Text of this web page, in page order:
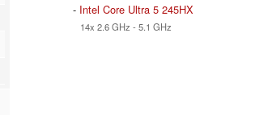
- Intel Core Ultra 5 245HX
14x 2.6 GHz - 5.1 GHz